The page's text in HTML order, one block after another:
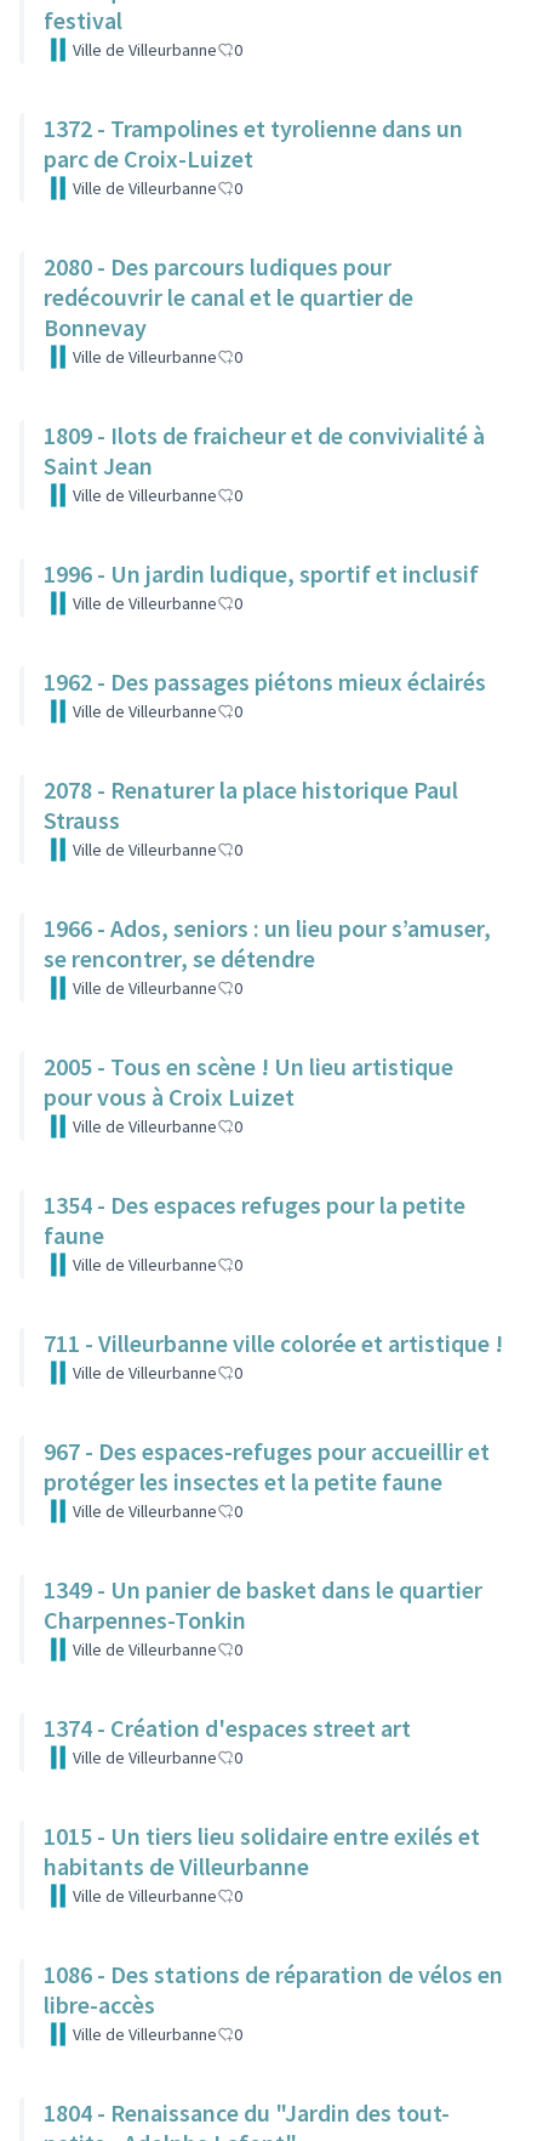
festival
Ville de Villeurbanne 0
1372 - Trampolines et tyrolienne dans un
parc de Croix-Luizet
Ville de Villeurbanne 0
2080 - Des parcours ludiques pour
redécouvrir le canal et le quartier de
Bonnevay
Ville de Villeurbanne 0
1809 - Ilots de fraicheur et de convivialité à
Saint Jean
Ville de Villeurbanne 0
1996 - Un jardin ludique, sportif et inclusif
Ville de Villeurbanne 0
1962 - Des passages piétons mieux éclairés
Ville de Villeurbanne 0
2078 - Renaturer la place historique Paul
Strauss
Ville de Villeurbanne 0
1966 - Ados, seniors : un lieu pour s’amuser,
se rencontrer, se détendre
Ville de Villeurbanne 0
2005 - Tous en scène ! Un lieu artistique
pour vous à Croix Luizet
Ville de Villeurbanne 0
1354 - Des espaces refuges pour la petite
faune
Ville de Villeurbanne 0
711 - Villeurbanne ville colorée et artistique !
Ville de Villeurbanne 0
967 - Des espaces-refuges pour accueillir et
protéger les insectes et la petite faune
Ville de Villeurbanne 0
1349 - Un panier de basket dans le quartier
Charpennes-Tonkin
Ville de Villeurbanne 0
1374 - Création d'espaces street art
Ville de Villeurbanne 0
1015 - Un tiers lieu solidaire entre exilés et
habitants de Villeurbanne
Ville de Villeurbanne 0
1086 - Des stations de réparation de vélos en
libre-accès
Ville de Villeurbanne 0
1804 - Renaissance du "Jardin des tout-